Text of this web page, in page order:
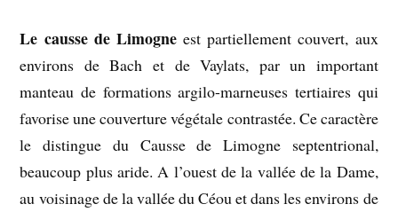
Le causse de Limogneest partiellement couvert, aux
environs de Bach et de Vaylats, par un important
manteau de formations argilo-marneuses tertiaires qui
favorise une couverture végétale contrastée. Ce caractère
le distingue du Causse de Limogne septentrional,
beaucoup plus aride. A l’ouest de la vallée de la Dame,
au voisinage de la vallée du Céou et dans les environs de